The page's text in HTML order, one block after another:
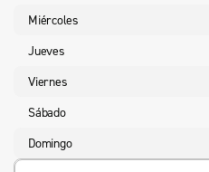
Miércoles
Jueves
Viernes
Sábado
Domingo